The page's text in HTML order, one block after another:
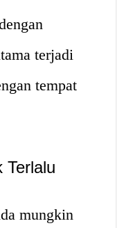
terjadi
tempat
Terlalu
mungkin